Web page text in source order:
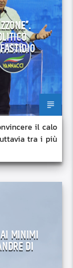
il calo
tra i più
MINIMI
DI